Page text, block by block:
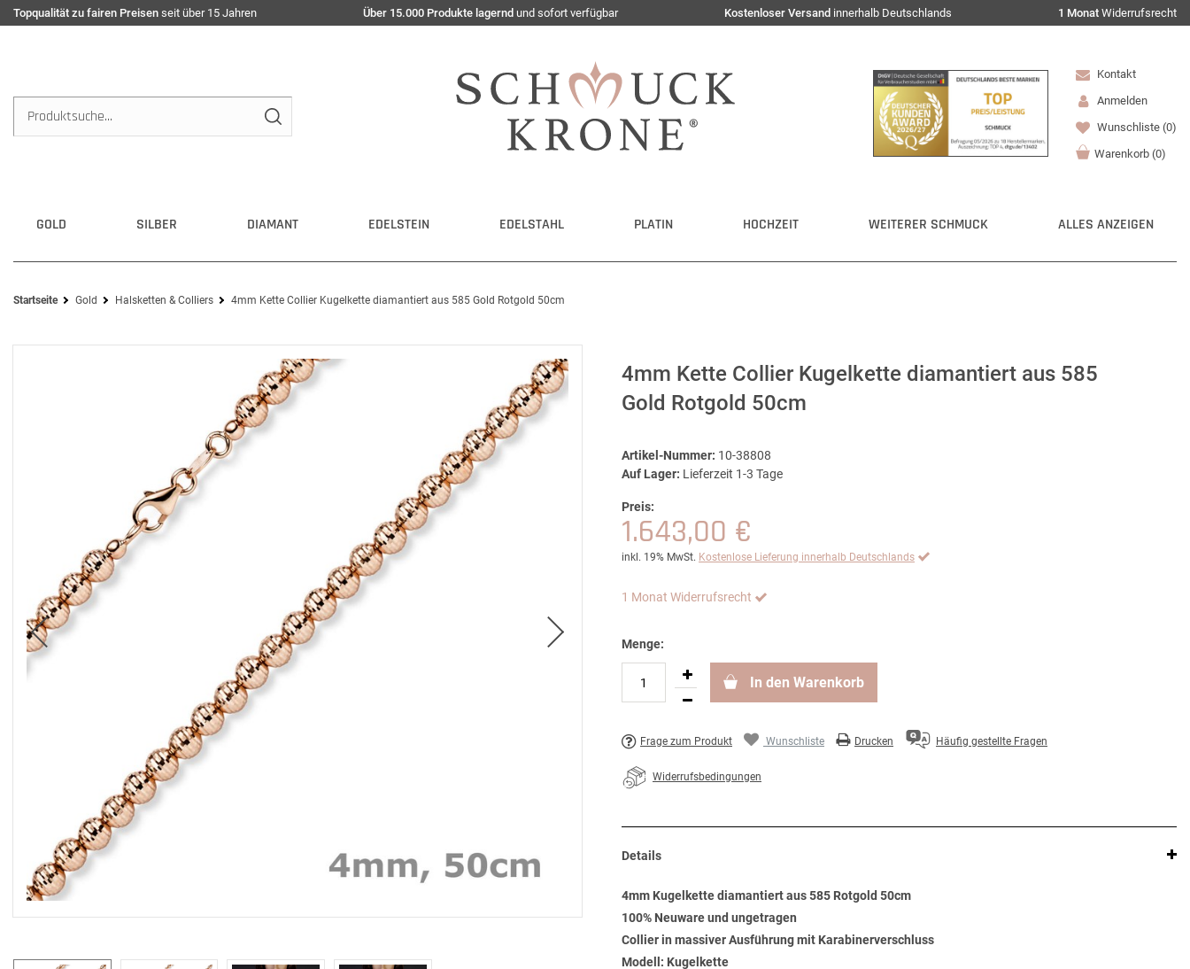
Topqualität zu fairen Preisen seit über 15 Jahren Über 15.000 Produkte lagernd und sofort verfügbar Kostenloser Versand innerhalb Deutschlands 1 Monat Widerrufsrecht
Kontakt
Anmelden
Wunschliste (0)
Warenkorb (0)
GOLD SILBER DIAMANT EDELSTEIN EDELSTAHL PLATIN HOCHZEIT WEITERER SCHMUCK ALLES ANZEIGEN
Startseite Gold Halsketten & Colliers 4mm Kette Collier Kugelkette diamantiert aus 585 Gold Rotgold 50cm
4mm Kette Collier Kugelkette diamantiert aus 585
Gold Rotgold 50cm
Artikel-Nummer: 10-38808
Auf Lager: Lieferzeit 1-3 Tage
Preis:
1.643,00 €
inkl. 19% MwSt. Kostenlose Lieferung innerhalb Deutschlands
1 Monat Widerrufsrecht
Menge:
In den Warenkorb
Frage zum Produkt Wunschliste Drucken Häufig gestellte Fragen
Widerrufsbedingungen
Details
4mm Kugelkette diamantiert aus 585 Rotgold 50cm
100% Neuware und ungetragen
Collier in massiver Ausführung mit Karabinerverschluss
Modell: Kugelkette